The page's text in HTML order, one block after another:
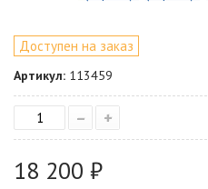
Доступен на заказ
Артикул: 113459
– +
18 200 ₽